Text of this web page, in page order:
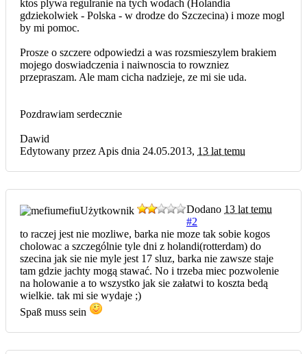
ktos plywa regulranie na tych wodach (Holandia
gdziekolwiek - Polska - w drodze do Szczecina) i moze mogl
by mi pomoc.
Prosze o szczere odpowiedzi a was rozsmieszylem brakiem
mojego doswiadczenia i naiwnoscia to rowzniez
przepraszam. Ale mam cicha nadzieje, ze mi sie uda.
Pozdrawiam serdecznie
Dawid
Edytowany przez Apis dnia 24.05.2013, 13 lat temu
mefiuUżytkownik Dodano 13 lat temu
#2
to raczej jest nie mozliwe, barka nie moze tak sobie kogos
cholowac a szczególnie tyle dni z holandi(rotterdam) do
szecina jak sie nie myle jest 17 sluz, barka nie zawsze staje
tam gdzie jachty mogą stawać. No i trzeba miec pozwolenie
na holowanie a to wszystko jak sie załatwi to koszta bedą
wielkie. tak mi sie wydaje ;)
Spaß muss sein